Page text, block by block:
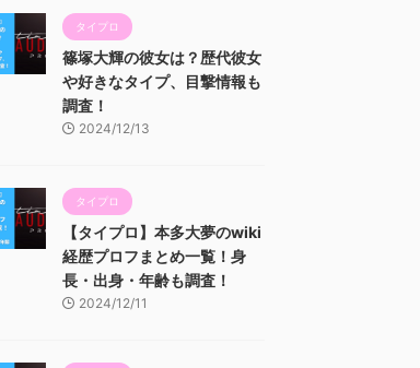
タイプロ
篠塚大輝の彼女は？歴代彼女
や好きなタイプ、目撃情報も
調査！
2024/12/13
タイプロ
【タイプロ】本多大夢のwiki
経歴プロフまとめ一覧！身
長・出身・年齢も調査！
2024/12/11